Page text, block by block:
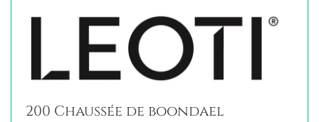
200 Chaussée de boondael